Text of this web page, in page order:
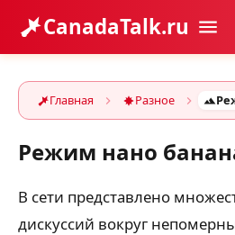
CanadaTalk.ru
Главная Разное
Режим нано
В сети представлено
дискуссий вокруг